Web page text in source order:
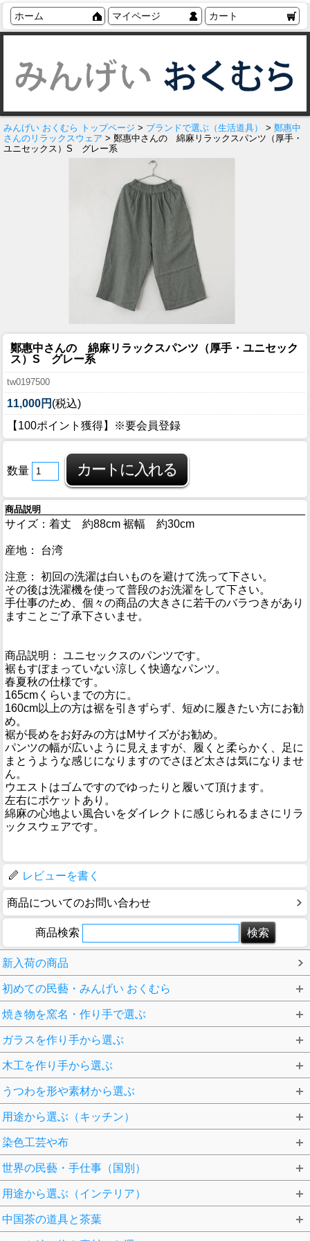
ホーム マイページ カート
みんげい おくむら トップページ > ブランドで選ぶ（生活道具） > 鄭惠中
さんのリラックスウェア > 鄭惠中さんの 綿麻リラックスパンツ（厚手・
ユニセックス）S グレー系
鄭惠中さんの 綿麻リラックスパンツ（厚手・ユニセック
ス）S グレー系
tw0197500
11,000円 (税込)
【100ポイント獲得】※要会員登録
数量
商品説明
サイズ：着丈 約88cm 裾幅 約30cm
産地： 台湾
注意： 初回の洗濯は白いものを避けて洗って下さい。
その後は洗濯機を使って普段のお洗濯をして下さい。
手仕事のため、個々の商品の大きさに若干のバラつきがあり
ますことご了承下さいませ。
商品説明： ユニセックスのパンツです。
裾もすぼまっていない涼しく快適なパンツ。
春夏秋の仕様です。
165cmくらいまでの方に。
160cm以上の方は裾を引きずらず、短めに履きたい方にお勧
め。
裾が長めをお好みの方はMサイズがお勧め。
パンツの幅が広いように見えますが、履くと柔らかく、足に
まとうような感じになりますのでさほど太さは気になりませ
ん。
ウエストはゴムですのでゆったりと履いて頂けます。
左右にポケットあり。
綿麻の心地よい風合いをダイレクトに感じられるまさにリラ
ックスウェアです。
レビューを書く
商品についてのお問い合わせ
商品検索
新入荷の商品
初めての民藝・みんげい おくむら
焼き物を窯名・作り手で選ぶ
ガラスを作り手から選ぶ
木工を作り手から選ぶ
うつわを形や素材から選ぶ
用途から選ぶ（キッチン）
染色工芸や布
世界の民藝・手仕事（国別）
用途から選ぶ（インテリア）
中国茶の道具と茶葉